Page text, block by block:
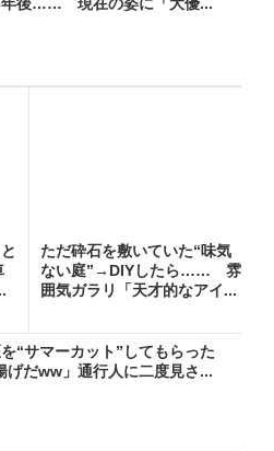
ただ砕石を敷いていた“味気
ない庭”→DIYしたら…… 雰
囲気ガラリ「天才的なアイ...
“サマーカット”してもらった
だww」通行人に二度見さ...